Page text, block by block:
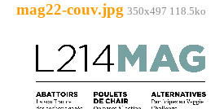
mag22-couv.jpg 350x497 118.5ko